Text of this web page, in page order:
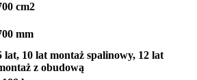
cm2
mm
lat, 10 lat montaż spalinowy, 12 lat
z obudową